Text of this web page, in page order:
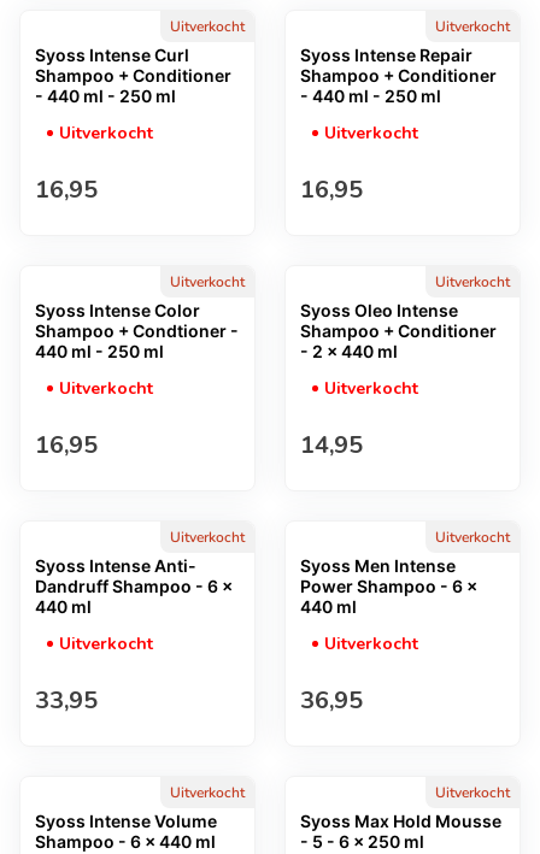
Uitverkocht
Syoss Intense Curl
Shampoo + Conditioner
- 440 ml - 250 ml
Uitverkocht
Normale prijs
16,95
Uitverkocht
Syoss Intense Repair
Shampoo + Conditioner
- 440 ml - 250 ml
Uitverkocht
Normale prijs
16,95
Uitverkocht
Syoss Intense Color
Shampoo + Condtioner -
440 ml - 250 ml
Uitverkocht
Normale prijs
16,95
Uitverkocht
Syoss Oleo Intense
Shampoo + Conditioner
- 2 x 440 ml
Uitverkocht
Normale prijs
14,95
Uitverkocht
Syoss Intense Anti-
Dandruff Shampoo - 6 x
440 ml
Uitverkocht
Normale prijs
33,95
Uitverkocht
Syoss Men Intense
Power Shampoo - 6 x
440 ml
Uitverkocht
Normale prijs
36,95
Uitverkocht
Syoss Intense Volume
Shampoo - 6 x 440 ml
Uitverkocht
Syoss Max Hold Mousse
- 5 - 6 x 250 ml